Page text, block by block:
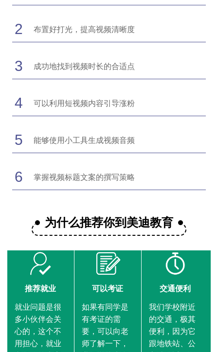
2 布置好打光，提高视频清晰度
3 成功地找到视频时长的合适点
4 可以利用短视频内容引导涨粉
5 能够使用小工具生成视频音频
6 掌握视频标题文案的撰写策略
为什么推荐你到美迪教育
推荐就业
就业问题是很
多小伙伴会关
心的，这个不
用担心，就业
可以考证
如果有同学是
有考证的需
要，可以向老
师了解一下，
交通便利
我们学校附近
的交通，极其
便利，因为它
跟地铁站、公